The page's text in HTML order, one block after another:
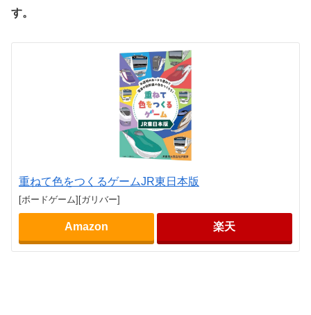
す。
重ねて色をつくるゲームJR東日本版
[ボードゲーム][ガリバー]
Amazon 楽天